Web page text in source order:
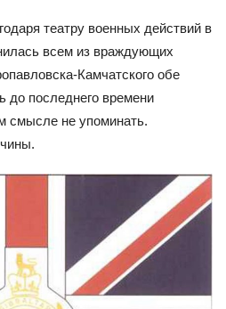
театру военных действий в
всем из враждующих
Камчатского обе
до последнего времени
смысле не упоминать.